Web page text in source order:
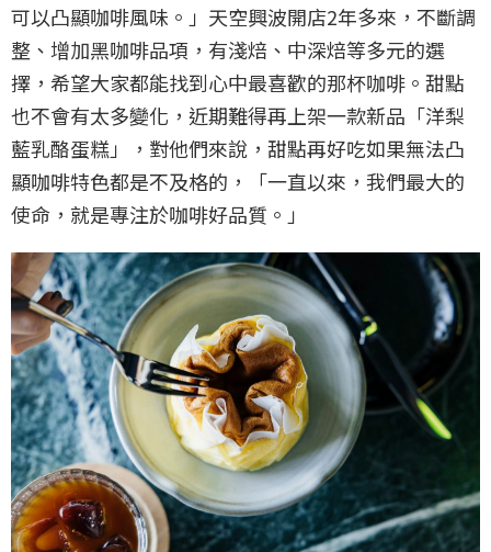
可以凸顯咖啡風味。」天空興波開店2年多來，不斷調
整、增加黑咖啡品項，有淺焙、中深焙等多元的選
擇，希望大家都能找到心中最喜歡的那杯咖啡。甜點
也不會有太多變化，近期難得再上架一款新品「洋梨
藍乳酪蛋糕」，對他們來說，甜點再好吃如果無法凸
顯咖啡特色都是不及格的，「一直以來，我們最大的
使命，就是專注於咖啡好品質。」